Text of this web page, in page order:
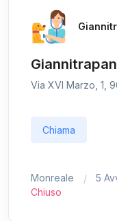
Via XVI Marzo, 1,
Chiama
Monreale 5
Chiuso